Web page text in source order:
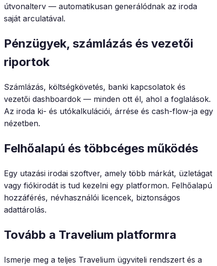
útvonalterv — automatikusan generálódnak az iroda
saját arculatával.
Pénzügyek, számlázás és vezetői
riportok
Számlázás, költségkövetés, banki kapcsolatok és
vezetői dashboardok — minden ott él, ahol a foglalások.
Az iroda ki- és utókalkulációi, árrése és cash-flow-ja egy
nézetben.
Felhőalapú és többcéges működés
Egy utazási irodai szoftver, amely több márkát, üzletágat
vagy fiókirodát is tud kezelni egy platformon. Felhőalapú
hozzáférés, névhasználói licencek, biztonságos
adattárolás.
Tovább a Travelium platformra
Ismerje meg a teljes Travelium ügyviteli rendszert és a